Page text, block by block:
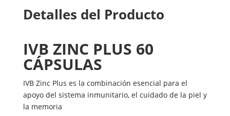
Detalles del Producto
IVB ZINC PLUS 60
CÁPSULAS
IVB Zinc Plus es la combinación esencial para el
apoyo del sistema inmunitario, el cuidado de la piel y
la memoria